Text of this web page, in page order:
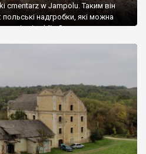
cmentarz w Jampolu. Таким він
польські надгробки, які можна
епітафії… Загалом цвинтар